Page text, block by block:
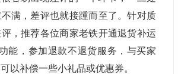
满，差评也就接踵而至了。针对质
，推荐各位商家老铁开通退货补运
能，参加退款不退货服务，与买家
以补偿一些小礼品或优惠券。